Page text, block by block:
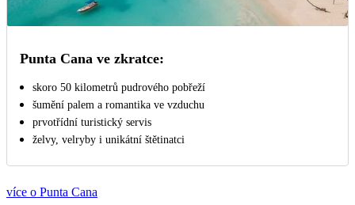
Punta Cana ve zkratce:
skoro 50 kilometrů pudrového pobřeží
šumění palem a romantika ve vzduchu
prvotřídní turistický servis
želvy, velryby i unikátní štětinatci
více o Punta Cana